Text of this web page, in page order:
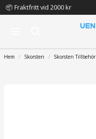
📦 Fraktfritt vid 2000 kr
Hem Skorsten Skorsten Tillbehör